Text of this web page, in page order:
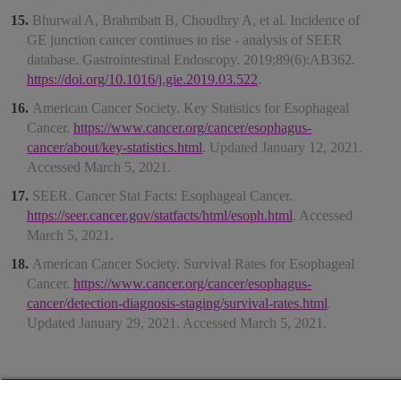
Bhurwal A, Brahmbatt B, Choudhry A, et al. Incidence of
GE junction cancer continues to rise - analysis of SEER
database. Gastrointestinal Endoscopy. 2019;89(6):AB362.
https://doi.org/10.1016/j.gie.2019.03.522.
American Cancer Society. Key Statistics for Esophageal
Cancer. https://www.cancer.org/cancer/esophagus-
cancer/about/key-statistics.html. Updated January 12, 2021.
Accessed March 5, 2021.
SEER. Cancer Stat Facts: Esophageal Cancer.
https://seer.cancer.gov/statfacts/html/esoph.html. Accessed
March 5, 2021.
American Cancer Society. Survival Rates for Esophageal
Cancer. https://www.cancer.org/cancer/esophagus-
cancer/detection-diagnosis-staging/survival-rates.html.
Updated January 29, 2021. Accessed March 5, 2021.